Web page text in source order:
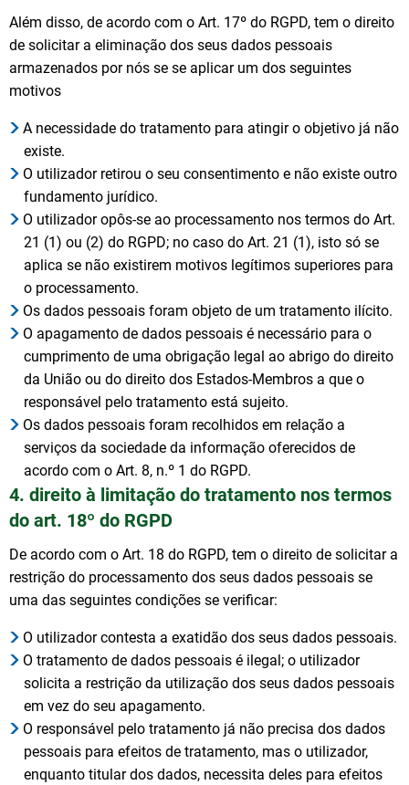
Além disso, de acordo com o Art. 17º do RGPD, tem o direito
de solicitar a eliminação dos seus dados pessoais
armazenados por nós se se aplicar um dos seguintes
motivos
A necessidade do tratamento para atingir o objetivo já não
existe.
O utilizador retirou o seu consentimento e não existe outro
fundamento jurídico.
O utilizador opôs-se ao processamento nos termos do Art.
21 (1) ou (2) do RGPD; no caso do Art. 21 (1), isto só se
aplica se não existirem motivos legítimos superiores para
o processamento.
Os dados pessoais foram objeto de um tratamento ilícito.
O apagamento de dados pessoais é necessário para o
cumprimento de uma obrigação legal ao abrigo do direito
da União ou do direito dos Estados-Membros a que o
responsável pelo tratamento está sujeito.
Os dados pessoais foram recolhidos em relação a
serviços da sociedade da informação oferecidos de
acordo com o Art. 8, n.º 1 do RGPD.
4. direito à limitação do tratamento nos termos
do art. 18º do RGPD
De acordo com o Art. 18 do RGPD, tem o direito de solicitar a
restrição do processamento dos seus dados pessoais se
uma das seguintes condições se verificar:
O utilizador contesta a exatidão dos seus dados pessoais.
O tratamento de dados pessoais é ilegal; o utilizador
solicita a restrição da utilização dos seus dados pessoais
em vez do seu apagamento.
O responsável pelo tratamento já não precisa dos dados
pessoais para efeitos de tratamento, mas o utilizador,
enquanto titular dos dados, necessita deles para efeitos